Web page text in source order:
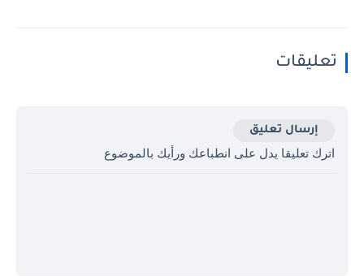
تعليقات
إرسال تعليق
اترك تعليقا يدل على انطباعك ورأيك بالموضوع